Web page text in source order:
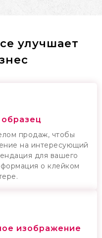
улучшает
продаж, чтобы
на интересующий
для вашего
о клейком
изображение